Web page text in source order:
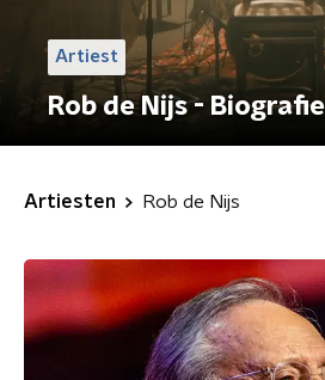
Artiest
Rob de Nijs - Biografie
Artiesten Rob de Nijs